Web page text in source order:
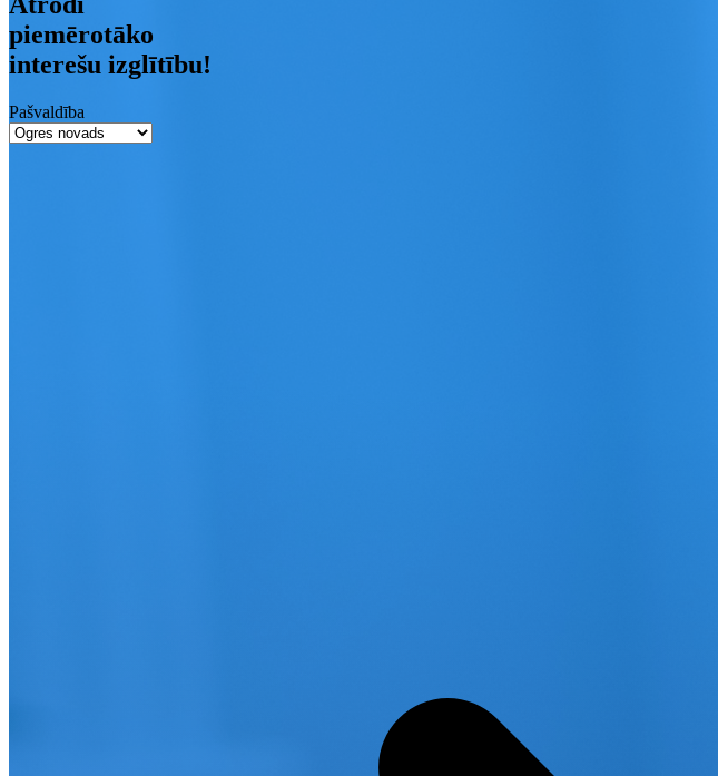
piemērotāko
interešu izglītību!
Pašvaldība